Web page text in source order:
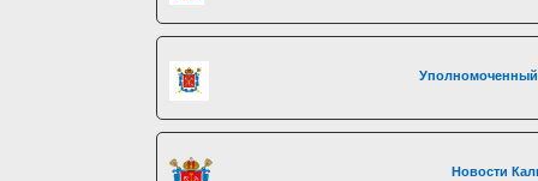
Уполномоченный
Новости